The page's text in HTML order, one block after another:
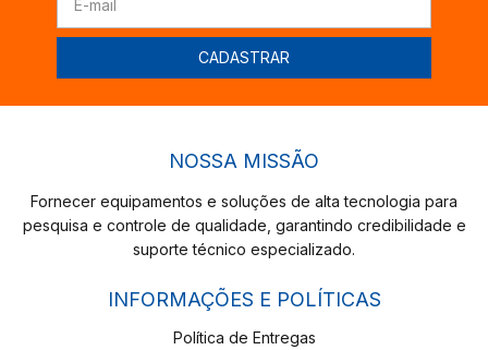
NOSSA MISSÃO
Fornecer equipamentos e soluções de alta tecnologia para
pesquisa e controle de qualidade, garantindo credibilidade e
suporte técnico especializado.
INFORMAÇÕES E POLÍTICAS
Política de Entregas